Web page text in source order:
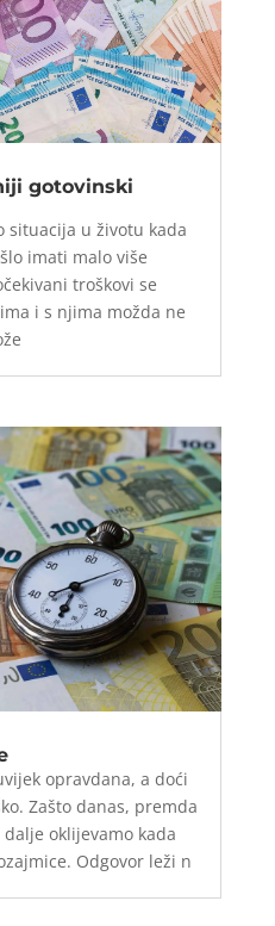
gotovinski
situacija u životu kada
imati malo više
troškovi se
i s njima možda ne
opravdana, a doći
Zašto danas, premda
oklijevamo kada
Odgovor leži n